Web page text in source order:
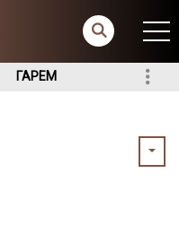
ГАРЕМ